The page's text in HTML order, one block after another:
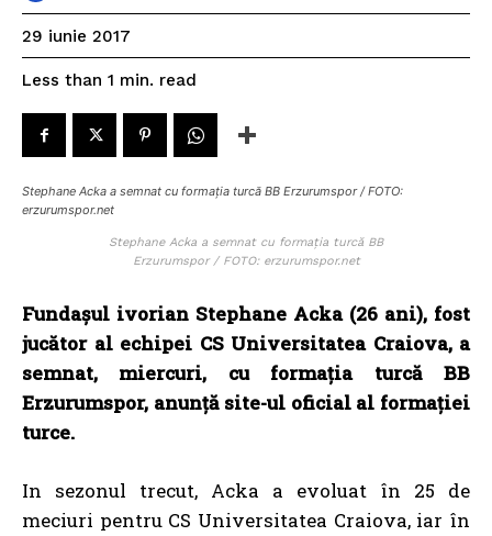
29 iunie 2017
Less than 1 min. read
Stephane Acka a semnat cu formația turcă BB Erzurumspor / FOTO:
erzurumspor.net
Stephane Acka a semnat cu formația turcă BB
Erzurumspor / FOTO: erzurumspor.net
Fundașul ivorian Stephane Acka (26 ani), fost
jucător al echipei CS Universitatea Craiova, a
semnat, miercuri, cu formația turcă BB
Erzurumspor, anunță site-ul oficial al formației
turce.
In sezonul trecut, Acka a evoluat în 25 de
meciuri pentru CS Universitatea Craiova, iar în